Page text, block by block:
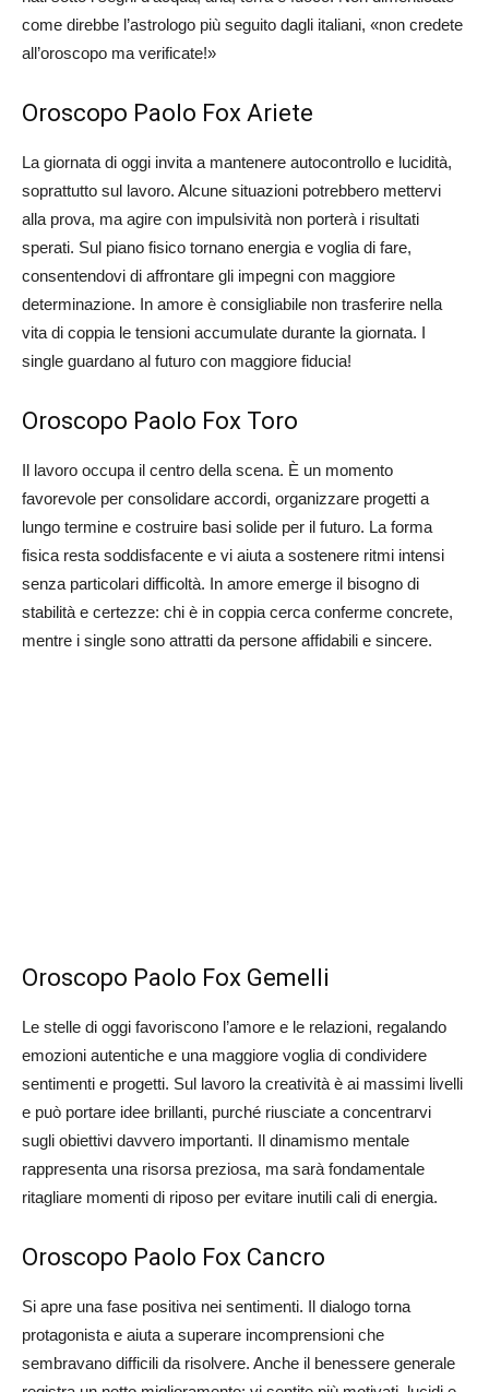
come direbbe l’astrologo più seguito dagli italiani, «non credete
all’oroscopo ma verificate!»
Oroscopo Paolo Fox Ariete
La giornata di oggi invita a mantenere autocontrollo e lucidità,
soprattutto sul lavoro. Alcune situazioni potrebbero mettervi
alla prova, ma agire con impulsività non porterà i risultati
sperati. Sul piano fisico tornano energia e voglia di fare,
consentendovi di affrontare gli impegni con maggiore
determinazione. In amore è consigliabile non trasferire nella
vita di coppia le tensioni accumulate durante la giornata. I
single guardano al futuro con maggiore fiducia!
Oroscopo Paolo Fox Toro
Il lavoro occupa il centro della scena. È un momento
favorevole per consolidare accordi, organizzare progetti a
lungo termine e costruire basi solide per il futuro. La forma
fisica resta soddisfacente e vi aiuta a sostenere ritmi intensi
senza particolari difficoltà. In amore emerge il bisogno di
stabilità e certezze: chi è in coppia cerca conferme concrete,
mentre i single sono attratti da persone affidabili e sincere.
Oroscopo Paolo Fox Gemelli
Le stelle di oggi favoriscono l’amore e le relazioni, regalando
emozioni autentiche e una maggiore voglia di condividere
sentimenti e progetti. Sul lavoro la creatività è ai massimi livelli
e può portare idee brillanti, purché riusciate a concentrarvi
sugli obiettivi davvero importanti. Il dinamismo mentale
rappresenta una risorsa preziosa, ma sarà fondamentale
ritagliare momenti di riposo per evitare inutili cali di energia.
Oroscopo Paolo Fox Cancro
Si apre una fase positiva nei sentimenti. Il dialogo torna
protagonista e aiuta a superare incomprensioni che
sembravano difficili da risolvere. Anche il benessere generale